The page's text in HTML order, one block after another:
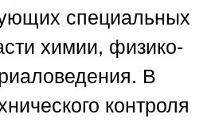
специальных
химии, физико-
В
контроля